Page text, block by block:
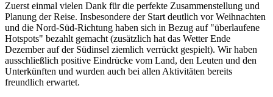
Zuerst einmal vielen Dank für die perfekte Zusammenstellung und
Planung der Reise. Insbesondere der Start deutlich vor Weihnachten
und die Nord-Süd-Richtung haben sich in Bezug auf "überlaufene
Hotspots" bezahlt gemacht (zusätzlich hat das Wetter Ende
Dezember auf der Südinsel ziemlich verrückt gespielt). Wir haben
ausschließlich positive Eindrücke vom Land, den Leuten und den
Unterkünften und wurden auch bei allen Aktivitäten bereits
freundlich erwartet.